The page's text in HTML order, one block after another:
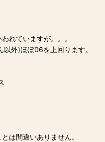
れていますが。。。
外)ほぼ06を上回ります。
は間違いありません。